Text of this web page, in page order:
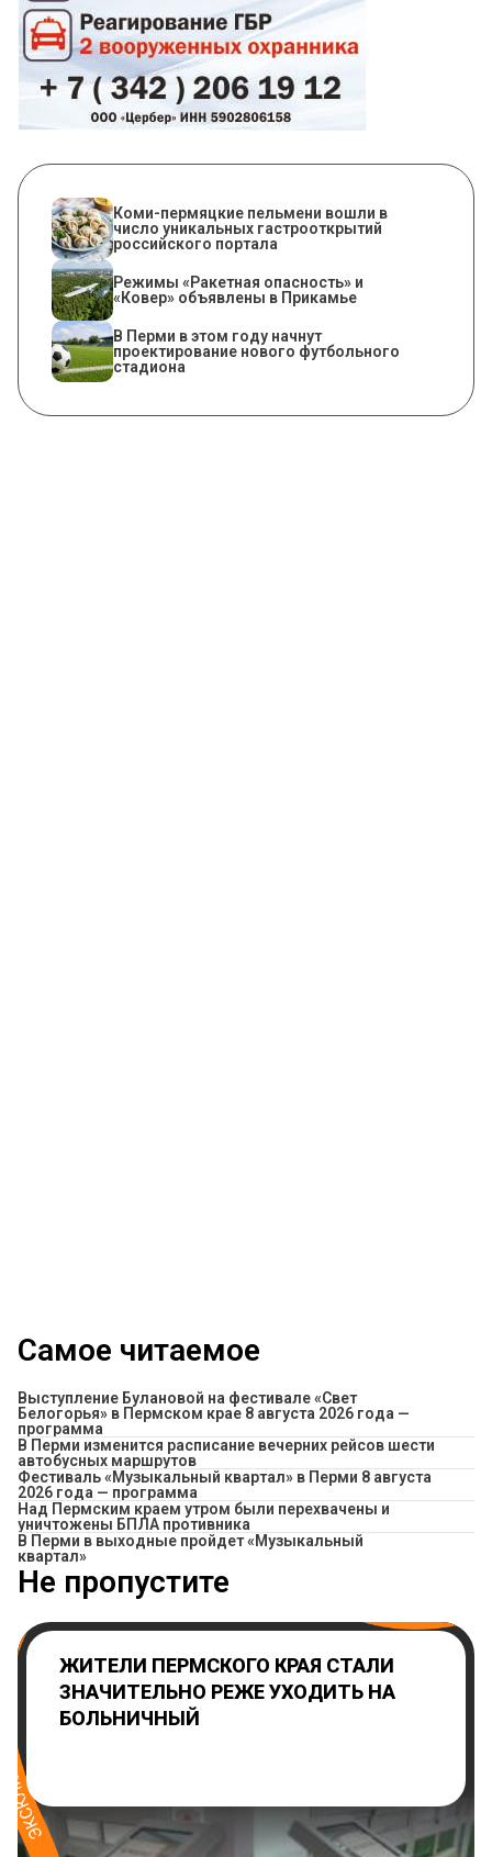
Коми-пермяцкие пельмени вошли в
число уникальных гастрооткрытий
российского портала
Режимы «Ракетная опасность» и
«Ковер» объявлены в Прикамье
В Перми в этом году начнут
проектирование нового футбольного
стадиона
Самое читаемое
Выступление Булановой на фестивале «Свет
Белогорья» в Пермском крае 8 августа 2026 года —
программа
​В Перми изменится расписание вечерних рейсов шести
автобусных маршрутов
Фестиваль «Музыкальный квартал» в Перми 8 августа
2026 года — программа
Над Пермским краем утром были перехвачены и
уничтожены БПЛА противника
В Перми в выходные пройдет «Музыкальный
квартал»
Не пропустите
ЖИТЕЛИ ПЕРМСКОГО КРАЯ СТАЛИ
ЗНАЧИТЕЛЬНО РЕЖЕ УХОДИТЬ НА
БОЛЬНИЧНЫЙ